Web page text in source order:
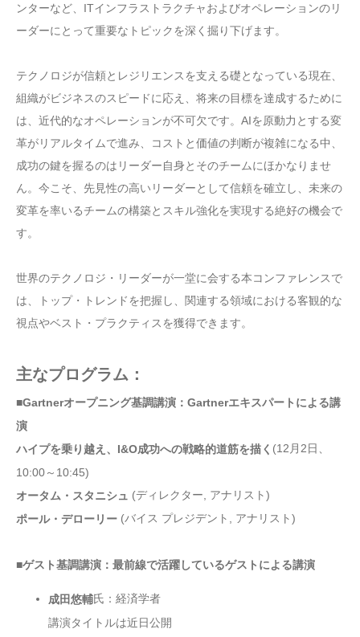
ンターなど、ITインフラストラクチャおよびオペレーションのリ
ーダーにとって重要なトピックを深く掘り下げます。
テクノロジが信頼とレジリエンスを支える礎となっている現在、
組織がビジネスのスピードに応え、将来の目標を達成するために
は、近代的なオペレーションが不可欠です。AIを原動力とする変
革がリアルタイムで進み、コストと価値の判断が複雑になる中、
成功の鍵を握るのはリーダー自身とそのチームにほかなりませ
ん。今こそ、先見性の高いリーダーとして信頼を確立し、未来の
変革を率いるチームの構築とスキル強化を実現する絶好の機会で
す。
世界のテクノロジ・リーダーが一堂に会する本コンファレンスで
は、トップ・トレンドを把握し、関連する領域における客観的な
視点やベスト・プラクティスを獲得できます。
主なプログラム：
■Gartnerオープニング基調講演：Gartnerエキスパートによる講
演
ハイプを乗り越え、I&O成功への戦略的道筋を描く (12月2日、
10:00～10:45)
オータム・スタニシュ (ディレクター, アナリスト)
ポール・デローリー (バイス プレジデント, アナリスト)
■ゲスト基調講演：最前線で活躍しているゲストによる講演
成田悠輔氏：経済学者
講演タイトルは近日公開